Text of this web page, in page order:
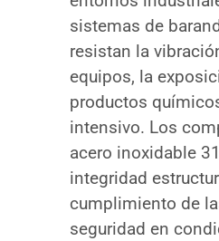
sistemas de
resistan la
equipos, la
productos
intensivo. Los
acero inoxidable
integridad
cumplimiento de
seguridad en